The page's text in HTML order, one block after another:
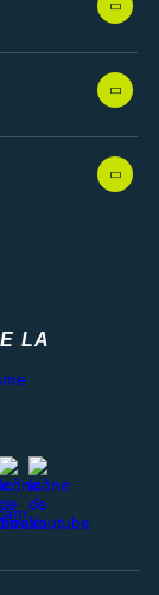
LA
stravayoutube